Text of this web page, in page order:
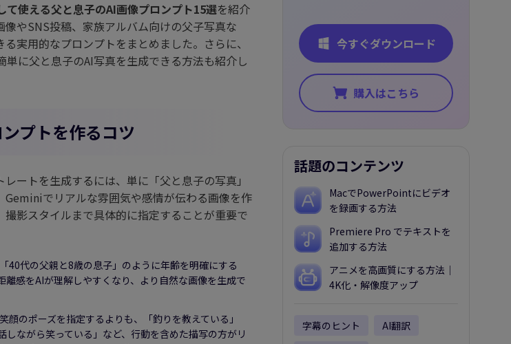
て使える父と息子のAI画像プロンプト15選を紹介
像やSNS投稿、家族アルバム向けの父子写真な
実用的なプロンプトをまとめました。さらに、
単に父と息子のAI写真を生成できる方法も紹介し
プトを作るコツ
ートを生成するには、単に「父と息子の写真」
Geminiでリアルな雰囲気や感情が伝わる画像を作
撮影スタイルまで具体的に指定することが重要で
40代の父親と8歳の息子」のように年齢を明確にする
離感をAIが理解しやすくなり、より自然な画像を生成で
顔のポーズを指定するよりも、「釣りを教えている」
しながら笑っている」など、行動を含めた描写の方がリ
今すぐダウンロード
購入はこちら
話題のコンテンツ
MacでPowerPointにビデオ
を録画する方法
Premiere Pro でテキストを
追加する方法
アニメを高画質にする方法｜
4K化・解像度アップ
字幕のヒント
AI翻訳